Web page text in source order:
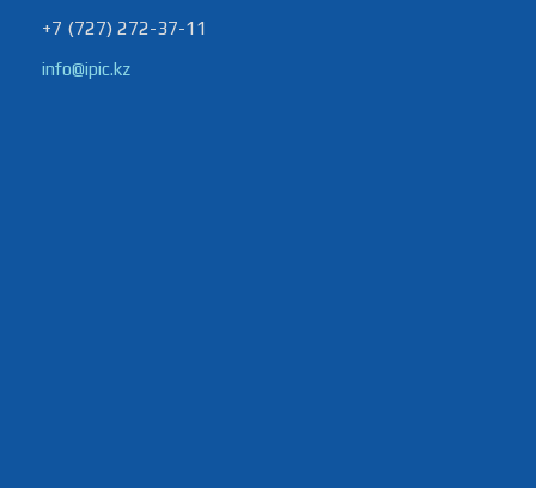
+7 (727) 272-37-11
info@ipic.kz